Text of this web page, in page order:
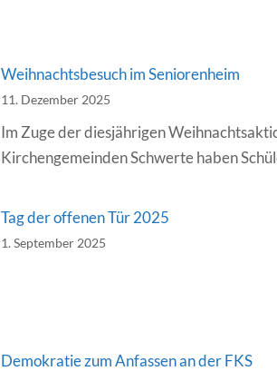
Weihnachtsbesuch im Seniorenheim
11. Dezember 2025
Im Zuge der diesjährigen
Kirchengemeinden Schwerte haben
Tag der offenen Tür 2025
1. September 2025
Demokratie zum Anfassen an der FKS